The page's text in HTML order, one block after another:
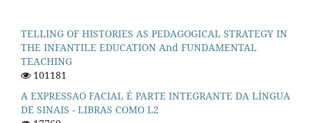
TELLING OF HISTORIES AS PEDAGOGICAL STRATEGY IN
THE INFANTILE EDUCATION And FUNDAMENTAL
TEACHING
101181
A EXPRESSAO FACIAL É PARTE INTEGRANTE DA LÍNGUA
DE SINAIS - LIBRAS COMO L2